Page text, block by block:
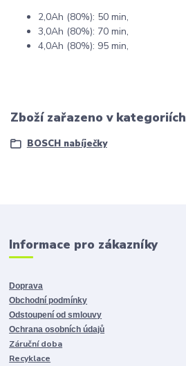
2,0Ah (80%): 50 min,
3,0Ah (80%): 70 min,
4,0Ah (80%): 95 min,
Zboží zařazeno v kategoriích
BOSCH nabíječky
Informace pro zákazníky
Doprava
Obchodní podmínky
Odstoupení od smlouvy
Ochrana osobních údajů
Záruční doba
Recyklace